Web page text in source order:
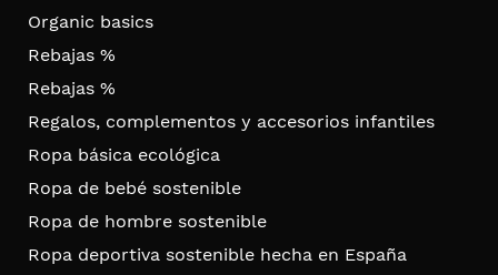
Organic basics
Rebajas %
Rebajas %
Regalos, complementos y accesorios infantiles
Ropa básica ecológica
Ropa de bebé sostenible
Ropa de hombre sostenible
Ropa deportiva sostenible hecha en España